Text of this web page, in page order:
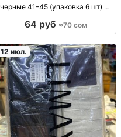
черные 41–45 (упаковка 6 шт) —
оптом, черные, классика, р.41-
повседневные
64 руб ≈70 сом
12 июл.